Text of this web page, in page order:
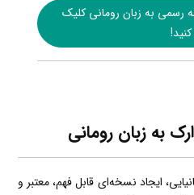
به زبان رومانی کلیک
کنید!
به زبان رومانی
ایجاد نسخه‌ای قابل فهم، معتبر و